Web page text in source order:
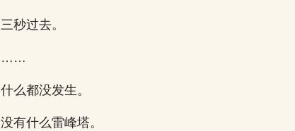
三秒过去。
……
什么都没发生。
没有什么雷峰塔。